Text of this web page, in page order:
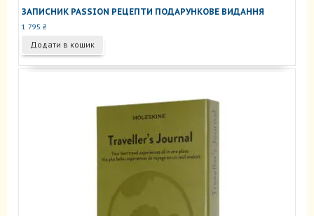
ЗАПИСНИК PASSION РЕЦЕПТИ ПОДАРУНКОВЕ ВИДАННЯ
1 795 ₴
Додати в кошик